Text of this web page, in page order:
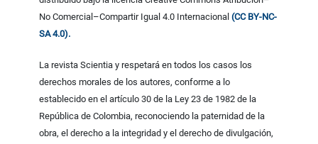
No Comercial–Compartir Igual 4.0 Internacional(CC BY-NC-
SA 4.0).
La revista Scientia y respetará en todos los casos los
derechos morales de los autores, conforme a lo
establecido en el artículo 30 de la Ley 23 de 1982 de la
República de Colombia, reconociendo la paternidad de la
obra, el derecho a la integridad y el derecho de divulgación,